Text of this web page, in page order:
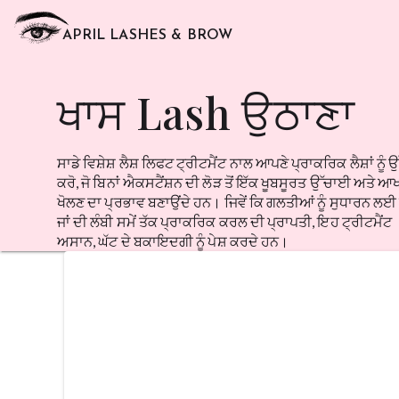
APRIL LASHES & BROW
ਖਾਸ Lash ਉਠਾਣਾ
ਸਾਡੇ ਵਿਸ਼ੇਸ਼ ਲੈਸ਼ ਲਿਫਟ ਟ੍ਰੀਟਮੈਂਟ ਨਾਲ ਆਪਣੇ ਪ੍ਰਾਕਰਿਕ ਲੈਸ਼ਾਂ ਨੂੰ
ਕਰੋ, ਜੋ ਬਿਨਾਂ ਐਕਸਟੈਂਸ਼ਨ ਦੀ ਲੋੜ ਤੋਂ ਇੱਕ ਖੂਬਸੂਰਤ ਉੱਚਾਈ ਅਤੇ
ਖੋਲਣ ਦਾ ਪ੍ਰਭਾਵ ਬਣਾਉਂਦੇ ਹਨ। ਜਿਵੇਂ ਕਿ ਗਲਤੀਆਂ ਨੂੰ ਸੁਧਾਰਨ ਲਈ
ਜਾਂ ਦੀ ਲੰਬੀ ਸਮੇਂ ਤੱਕ ਪ੍ਰਾਕਰਿਕ ਕਰਲ ਦੀ ਪ੍ਰਾਪਤੀ, ਇਹ ਟ੍ਰੀਟਮੈਂਟ
ਅਸਾਨ, ਘੱਟ ਦੇ ਬਕਾਇਦਗੀ ਨੂੰ ਪੇਸ਼ ਕਰਦੇ ਹਨ।